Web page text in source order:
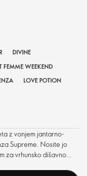
DIVINE
FEMME WEEKEND
LOVE POTION
z vonjem jantarno-
Supreme. Nosite jo
za vrhunsko dišavno